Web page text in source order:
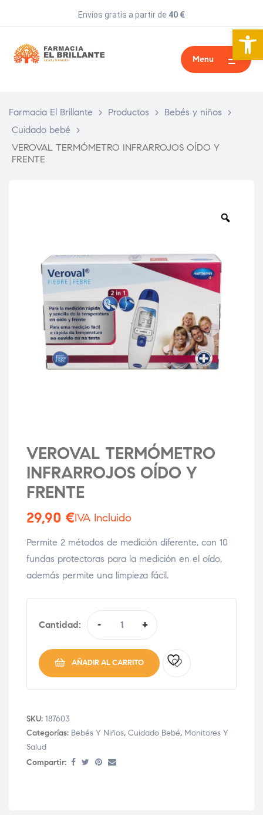
Abrir
Envíos gratis a partir de 40 €
Menu
Farmacia El Brillante > Productos > Bebés y niños
>
Cuidado bebé
>
VEROVAL TERMÓMETRO INFRARROJOS OÍDO Y
FRENTE
VEROVAL TERMÓMETRO
INFRARROJOS OÍDO Y
FRENTE
29,90 €IVA Incluido
Permite 2 métodos de medición diferente, con 10
fundas protectoras para la medición en el oído,
además permite una limpieza fácil.
Cantidad: - +
AÑADIR AL CARRITO
SKU: 187603
Categorías: Bebés Y Niños, Cuidado Bebé, Monitores Y
Salud
Compartir: